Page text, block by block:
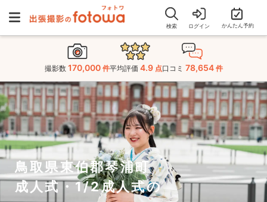
検索 ログイン かんたん予約
撮影数 170,000 件平均評価 4.9 点口コミ 78,654 件
鳥取県東伯郡琴浦町
成人式・1/2成人式の